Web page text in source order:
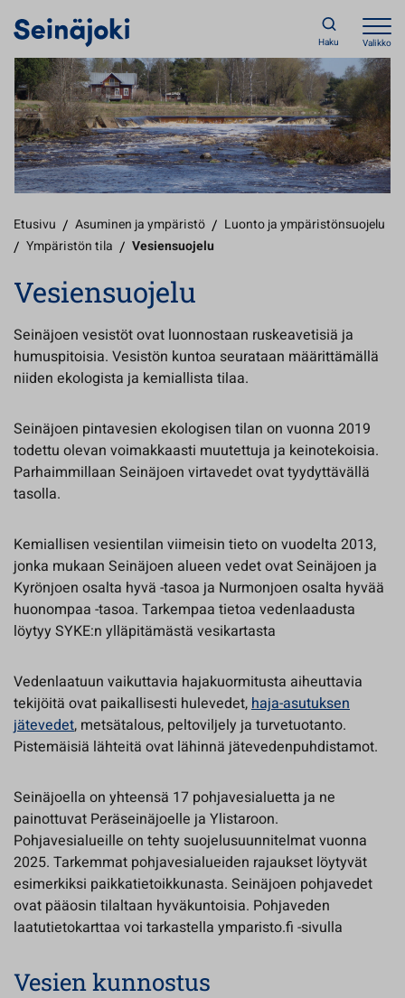
Haku Valikko
Etusivu / Asuminen ja ympäristö / Luonto ja ympäristönsuojelu
/ Ympäristön tila / Vesiensuojelu
Vesiensuojelu
Seinäjoen vesistöt ovat luonnostaan ruskeavetisiä ja
humuspitoisia. Vesistön kuntoa seurataan määrittämällä
niiden ekologista ja kemiallista tilaa.
Seinäjoen pintavesien ekologisen tilan on vuonna 2019
todettu olevan voimakkaasti muutettuja ja keinotekoisia.
Parhaimmillaan Seinäjoen virtavedet ovat tyydyttävällä
tasolla.
Kemiallisen vesientilan viimeisin tieto on vuodelta 2013,
jonka mukaan Seinäjoen alueen vedet ovat Seinäjoen ja
Kyrönjoen osalta hyvä -tasoa ja Nurmonjoen osalta hyvää
huonompaa -tasoa. Tarkempaa tietoa vedenlaadusta
löytyy SYKE:n ylläpitämästä vesikartasta
Vedenlaatuun vaikuttavia hajakuormitusta aiheuttavia
tekijöitä ovat paikallisesti hulevedet,haja-asutuksen
jätevedet, metsätalous, peltoviljely ja turvetuotanto.
Pistemäisiä lähteitä ovat lähinnä jätevedenpuhdistamot.
Seinäjoella on yhteensä 17 pohjavesialuetta ja ne
painottuvat Peräseinäjoelle ja Ylistaroon.
Pohjavesialueille on tehty suojelusuunnitelmat vuonna
2025. Tarkemmat pohjavesialueiden rajaukset löytyvät
esimerkiksi paikkatietoikkunasta. Seinäjoen pohjavedet
ovat pääosin tilaltaan hyväkuntoisia. Pohjaveden
laatutietokarttaa voi tarkastella ymparisto.fi -sivulla
Vesien kunnostus